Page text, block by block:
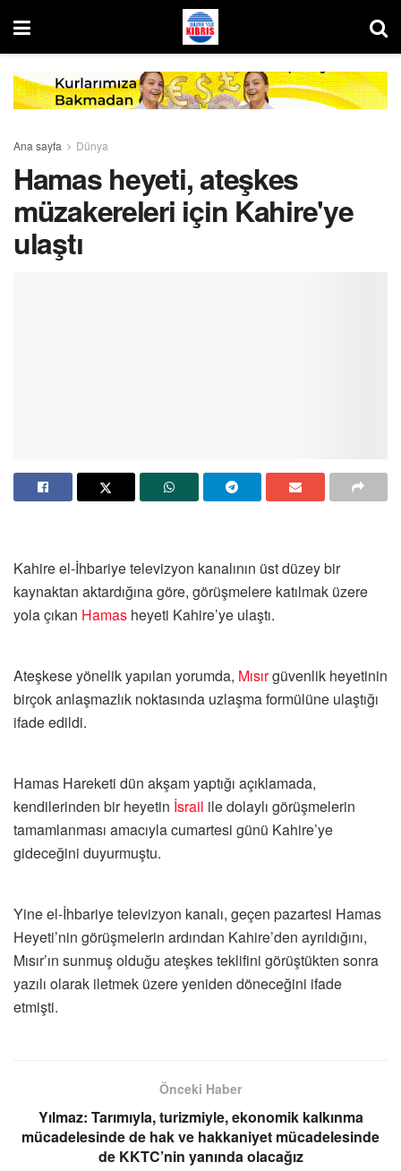
Ana sayfa Dünya
Hamas heyeti, ateşkes
müzakereleri için Kahire'ye
ulaştı
Kahire el-İhbariye televizyon kanalının üst düzey bir
kaynaktan aktardığına göre, görüşmelere katılmak üzere
yola çıkan Hamas heyeti Kahire’ye ulaştı.
Ateşkese yönelik yapılan yorumda, Mısırgüvenlik heyetinin
birçok anlaşmazlık noktasında uzlaşma formülüne ulaştığı
ifade edildi.
Hamas Hareketi dün akşam yaptığı açıklamada,
kendilerinden bir heyetin İsrail ile dolaylı görüşmelerin
tamamlanması amacıyla cumartesi günü Kahire’ye
gideceğini duyurmuştu.
Yine el-İhbariye televizyon kanalı, geçen pazartesi Hamas
Heyeti’nin görüşmelerin ardından Kahire’den ayrıldığını,
Mısır’ın sunmuş olduğu ateşkes teklifini görüştükten sonra
yazılı olarak iletmek üzere yeniden döneceğini ifade
etmişti.
Önceki Haber
Yılmaz: Tarımıyla, turizmiyle, ekonomik kalkınma
mücadelesinde de hak ve hakkaniyet mücadelesinde
de KKTC’nin yanında olacağız